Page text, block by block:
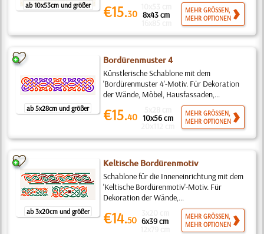
ab 10x53cm und größer €15.30 8x43 cm
MEHR GRÖSSEN,
MEHR OPTIONEN
ab 5x28cm und größer
Bordürenmuster 4
Künstlerische Schablone mit dem
'Bordürenmuster 4'-Motiv. Für Dekoration
der Wände, Möbel, Hausfassaden,...
€15.40 10x56 cm
MEHR GRÖSSEN,
MEHR OPTIONEN
ab 3x20cm und größer
Keltische Bordürenmotiv
Schablone für die Inneneinrichtung mit dem
'Keltische Bordürenmotiv'-Motiv. Für
Dekoration der Wände,...
€14.50 6x39 cm
MEHR GRÖSSEN,
MEHR OPTIONEN